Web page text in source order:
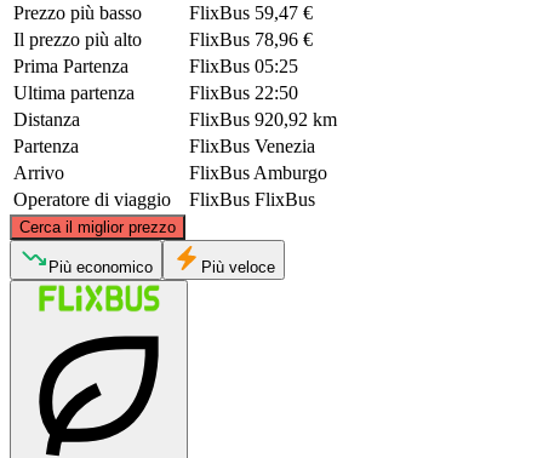
Prezzo più basso
FlixBus 59,47 €
Il prezzo più alto
FlixBus 78,96 €
Prima Partenza
FlixBus 05:25
Ultima partenza
FlixBus 22:50
Distanza
FlixBus 920,92 km
Partenza
FlixBus Venezia
Arrivo
FlixBus Amburgo
Operatore di viaggio
FlixBus FlixBus
Cerca il miglior prezzo
Hamburg
©CARTO
Più economico Più veloce